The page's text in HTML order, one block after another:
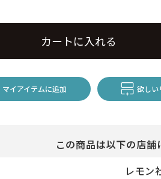
カートに入れる
マイアイテムに追加 欲しい
この商品は以下の店
レモン